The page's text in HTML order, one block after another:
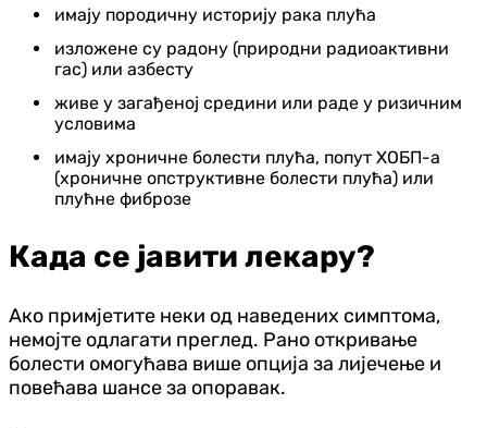
имају породичну историју рака плућа
изложене су радону (природни радиоактивни
гас) или азбесту
живе у загађеној средини или раде у ризичним
условима
имају хроничне болести плућа, попут ХОБП-а
(хроничне опструктивне болести плућа) или
плућне фиброзе
Када се јавити лекару?
Ако примјетите неки од наведених симптома,
немојте одлагати преглед. Рано откривање
болести омогућава више опција за лијечење и
повећава шансе за опоравак.